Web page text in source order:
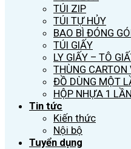
TÚI ZIP
TÚI TỰ HỦY
BAO BÌ ĐÓNG
TÚI GIẤY
LY GIẤY – TÔ
THÙNG CARTON
ĐỒ DÙNG MỘT
HỘP NHỰA 1 LẦN
Tin tức
Kiến thức
Nội bộ
Tuyển dụng